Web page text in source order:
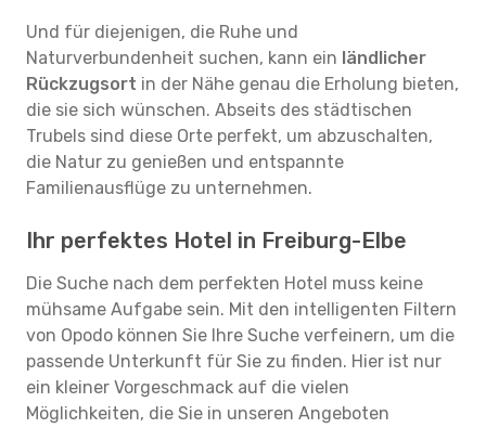
Und für diejenigen, die Ruhe und
Naturverbundenheit suchen, kann ein ländlicher
Rückzugsort in der Nähe genau die Erholung bieten,
die sie sich wünschen. Abseits des städtischen
Trubels sind diese Orte perfekt, um abzuschalten,
die Natur zu genießen und entspannte
Familienausflüge zu unternehmen.
Ihr perfektes Hotel in Freiburg-Elbe
Die Suche nach dem perfekten Hotel muss keine
mühsame Aufgabe sein. Mit den intelligenten Filtern
von Opodo können Sie Ihre Suche verfeinern, um die
passende Unterkunft für Sie zu finden. Hier ist nur
ein kleiner Vorgeschmack auf die vielen
Möglichkeiten, die Sie in unseren Angeboten